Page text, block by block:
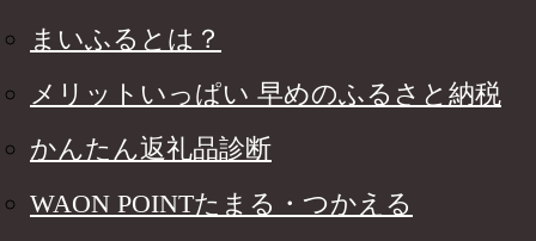
まいふるとは？
メリットいっぱい 早めのふるさと納税
かんたん返礼品診断
WAON POINTたまる・つかえる